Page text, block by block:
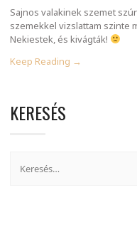
Sajnos valakinek szemet
szemekkel vizslattam szinte
Nekiestek, és kivágták!
Keep Reading →
KERESÉS